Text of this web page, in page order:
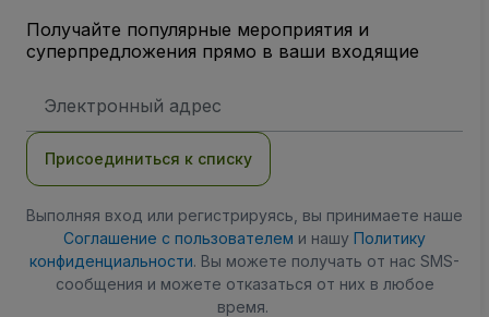
Получайте популярные мероприятия и
суперпредложения прямо в ваши входящие
электронной
Присоединиться к списку
Выполняя вход или регистрируясь, вы принимаете наше
Соглашение с пользователем и нашу Политику
конфиденциальности. Вы можете получать от нас SMS-
сообщения и можете отказаться от них в любое
время.